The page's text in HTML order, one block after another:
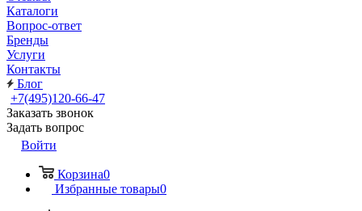
Каталоги
Вопрос-ответ
Бренды
Услуги
Контакты
Блог
+7(495)120-66-47
Заказать звонок
Задать вопрос
Войти
Корзина0
Избранные товары0